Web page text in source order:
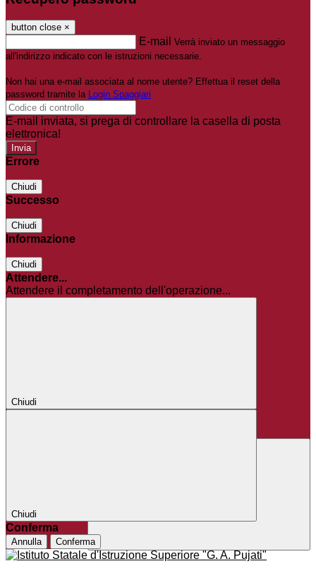
button close ×
E-mail Verrà inviato un messaggio
all'indirizzo indicato con le istruzioni necessarie.
Non hai una e-mail associata al nome utente? Effettua il reset della
password tramite la Login Spaggiari
E-mail inviata, si prega di controllare la casella di posta
elettronica!
Errore
Chiudi
Successo
Chiudi
Informazione
Chiudi
Attendere...
Attendere il completamento dell'operazione...
Chiudi
Chiudi
Conferma
Annulla Conferma